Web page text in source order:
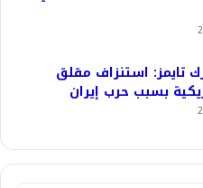
تايمز: استنزاف مقلق
بسبب حرب إيران